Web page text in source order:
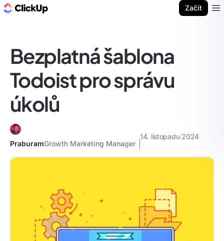
Začít
Bezplatná šablona
Todoist pro správu
úkolů
PraburamGrowth Marketing Manager
14. listopadu 2024